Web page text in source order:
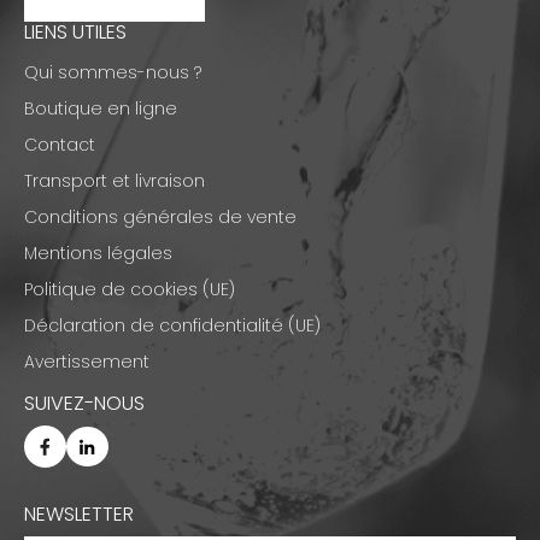
LIENS UTILES
Qui sommes-nous ?
Boutique en ligne
Contact
Transport et livraison
Conditions générales de vente
Mentions légales
Politique de cookies (UE)
Déclaration de confidentialité (UE)
Avertissement
SUIVEZ-NOUS
NEWSLETTER